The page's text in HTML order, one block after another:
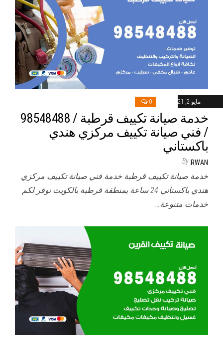
مايو 2, 2021 0
خدمة صيانة تكييف قرطبة / 98548488
/ فني صيانة تكييف مركزي هندي
باكستاني
By RWAN
خدمة صيانة تكييف قرطبة خدمة فني صيانة تكييف مركزي
هندي باكستاني 24 ساعة بمنطقة قرطبة بالكويت نوفر لكم
خدمات متنوعة…